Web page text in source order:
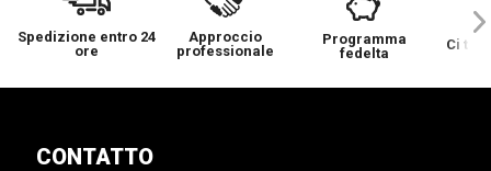
Spedizione entro 24
ore
Approccio
professionale
Programma
fedelta
Ci
CONTATTO